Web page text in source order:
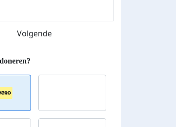
Volgende